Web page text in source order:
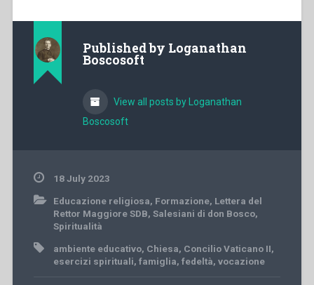
Published by Loganathan
Boscosoft
View all posts by Loganathan
Boscosoft
18 July 2023
Educazione religiosa, Formazione, Lettera del
Rettor Maggiore SDB, Salesiani di don Bosco,
Spiritualità
ambiente educativo, Chiesa, Concilio Vaticano II,
esercizi spirituali, famiglia, fedeltà, vocazione